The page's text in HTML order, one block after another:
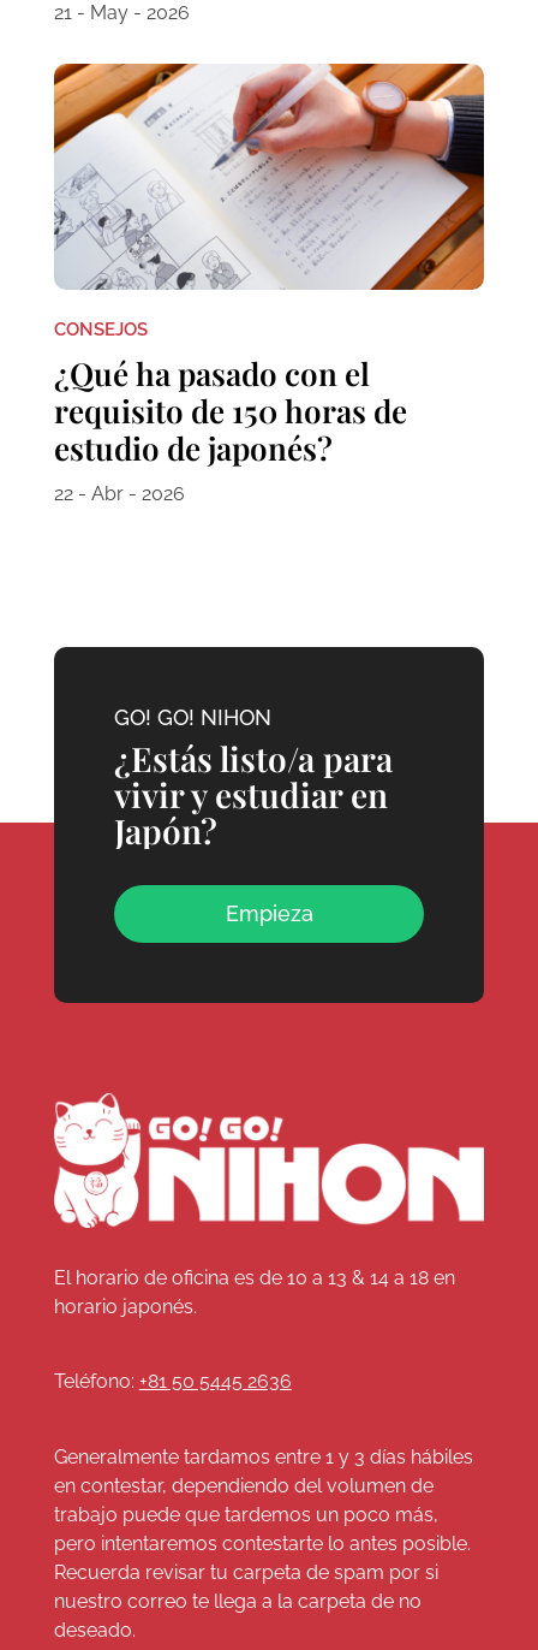
21 - May - 2026
CONSEJOS
¿Qué ha pasado con el
requisito de 150 horas de
estudio de japonés?
22 - Abr - 2026
GO! GO! NIHON
¿Estás listo/a para
vivir y estudiar en
Japón?
Empieza
El horario de oficina es de 10 a 13 & 14 a 18 en
horario japonés.
Teléfono: +81 50 5445 2636
Generalmente tardamos entre 1 y 3 días hábiles
en contestar, dependiendo del volumen de
trabajo puede que tardemos un poco más,
pero intentaremos contestarte lo antes posible.
Recuerda revisar tu carpeta de spam por si
nuestro correo te llega a la carpeta de no
deseado.